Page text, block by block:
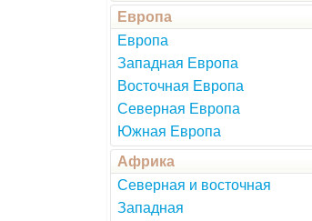
Европа
Европа
Западная Европа
Восточная Европа
Северная Европа
Южная Европа
Африка
Северная и восточная
Западная